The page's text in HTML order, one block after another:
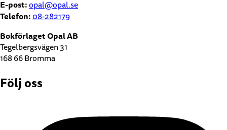
E-post:opal@opal.se
Telefon:08-282179
Bokförlaget Opal AB
Tegelbergsvägen 31
168 66 Bromma
Följ oss